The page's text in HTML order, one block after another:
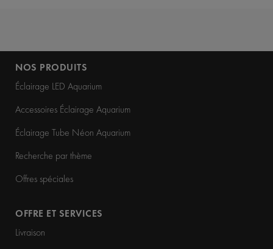
NOS PRODUITS
Éclairage LED Aquarium
Accessoires Éclairage Aquarium
Éclairage Tube Néon Aquarium
Recherche par thème
Offres spéciales
OFFRE ET SERVICES
Livraison